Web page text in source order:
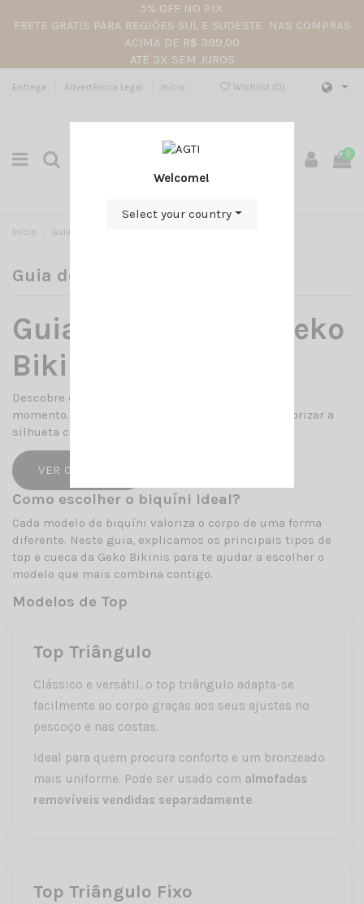
5% OFF NO PIX
FRETE GRÁTIS PARA REGIÕES SUL E SUDESTE NAS COMPRAS
ACIMA DE R$ 399,00
ATÉ 3X SEM JUROS
Entrega Advertência Legal Início Wishlist (0)
0
Início Guia dos Biquínis Geko Bikinis
Guia dos Biquínis Geko Bikinis
Guia dos Biquínis Geko
Bikinis
Descobre o biquíni ideal para o teu estilo, corpo e
momento. Modelos brasileiros pensados para valorizar a
silhueta com conforto, qualidade e elegância.
VER COLEÇÃO
Como escolher o biquíni ideal?
Cada modelo de biquíni valoriza o corpo de uma forma
diferente. Neste guia, explicamos os principais tipos de
top e cueca da Geko Bikinis para te ajudar a escolher o
modelo que mais combina contigo.
Modelos de Top
Top Triângulo
Clássico e versátil, o top triângulo adapta-se
facilmente ao corpo graças aos seus ajustes no
pescoço e nas costas.
Ideal para quem procura conforto e um bronzeado
mais uniforme. Pode ser usado com almofadas
removíveis vendidas separadamente.
Top Triângulo Fixo
Welcome!
Select your country